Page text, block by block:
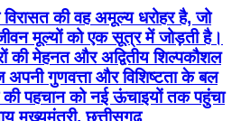
की वह अमूल्य धरोहर है, जो
मूल्यों को एक सूत्र में जोड़ती है।
की मेहनत और अद्वितीय शिल्पकौशल
अपनी गुणवत्ता और विशिष्टता के बल
की पहचान को नई ऊंचाइयों तक पहुंचा
मुख्यमंत्री, छत्तीसगढ़